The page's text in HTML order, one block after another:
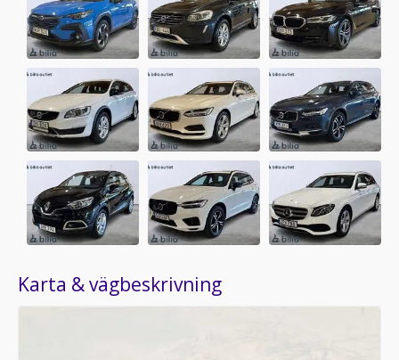
Karta & vägbeskrivning